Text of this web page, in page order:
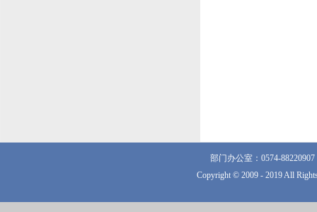
部门办公室：0574-
Copyright © 2009 - 2019 All